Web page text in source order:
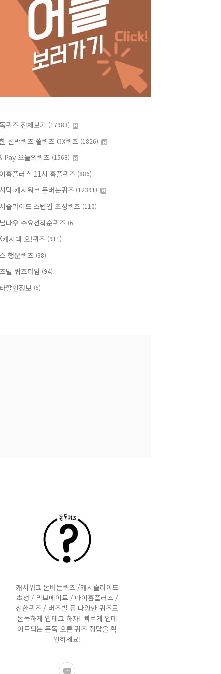
퀴즈 전체보기 (17983)
신박퀴즈 쏠퀴즈 OX퀴즈 (1826)
Pay 오늘의퀴즈 (1568)
홈플러스 11시 홈플퀴즈 (886)
닥 캐시워크 돈버는퀴즈 (12391)
슬라이드 스텝업 초성퀴즈 (110)
나우 수요선착순퀴즈 (6)
캐시백 오!퀴즈 (911)
행운퀴즈 (38)
빌 퀴즈타임 (94)
할인정보 (5)
캐시워크 돈버는퀴즈 /캐시슬라이드
초성 / 리브메이트 / 마이홈플러스 /
신한퀴즈 / 버즈빌 등 다양한 퀴즈로
돈독하게 앱테크 하자! 빠르게 업데
이트되는 돈독 오른 퀴즈 정답을 확
인하세요!